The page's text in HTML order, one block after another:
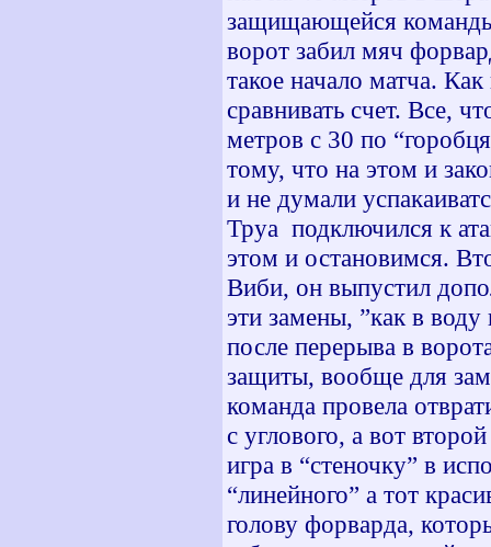
защищающейся
ворот забил мяч
такое начало матча.
сравнивать счет. Все,
метров с 30 по
тому, что на этом и
и не думали
Труа подключился к
этом и остановимся.
Виби, он выпустил
эти замены, ”как в
после перерыва в
защиты, вообще для
команда провела
с углового, а вот
игра в “стеночку” в
“линейного” а тот
голову форварда,